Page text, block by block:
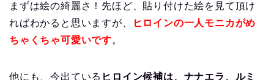
まずは絵の綺麗さ！先ほど、貼り付けた絵を見て頂け
ればわかると思いますが、
ヒロインの一人モニカがめ
ちゃくちゃ可愛いです。
他にも、今出ている ヒロイン候補は、ナナエラ、ルミ